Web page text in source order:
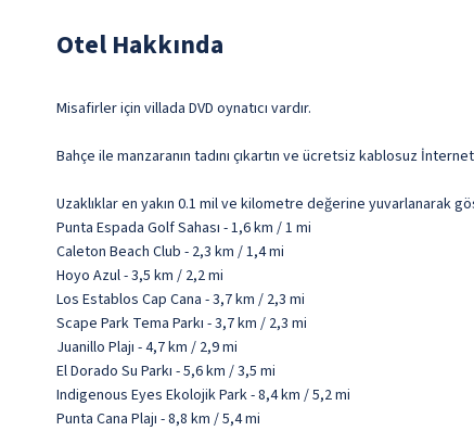
Otel Hakkında
Misafirler için villada DVD oynatıcı vardır.
Bahçe ile manzaranın tadını çıkartın ve ücretsiz kablosuz
Uzaklıklar en yakın 0.1 mil ve kilometre değerine yuvarlanarak
Punta Espada Golf Sahası - 1,6 km / 1 mi
Caleton Beach Club - 2,3 km / 1,4 mi
Hoyo Azul - 3,5 km / 2,2 mi
Los Establos Cap Cana - 3,7 km / 2,3 mi
Scape Park Tema Parkı - 3,7 km / 2,3 mi
Juanillo Plajı - 4,7 km / 2,9 mi
El Dorado Su Parkı - 5,6 km / 3,5 mi
Indigenous Eyes Ekolojik Park - 8,4 km / 5,2 mi
Punta Cana Plajı - 8,8 km / 5,4 mi